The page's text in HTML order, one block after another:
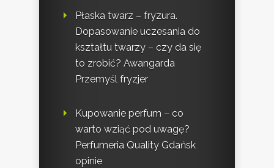
Płaska twarz – fryzura.
Dopasowanie uczesania do
kształtu twarzy – czy da się
to zrobić? Awangarda
Przemyśl fryzjer
Kupowanie perfum – co
warto wziąć pod uwagę?
Perfumeria Quality Gdańsk
opinie